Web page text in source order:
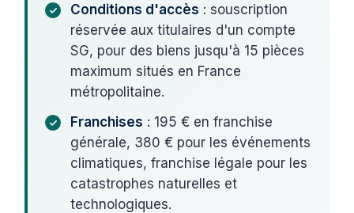
Conditions d'accès : souscription
réservée aux titulaires d'un compte
SG, pour des biens jusqu'à 15 pièces
maximum situés en France
métropolitaine.
Franchises : 195 € en franchise
générale, 380 € pour les événements
climatiques, franchise légale pour les
catastrophes naturelles et
technologiques.